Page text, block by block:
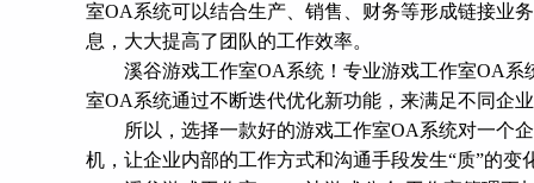
室OA系统可以结合生产、销售、财务等形成链接业
息，大大提高了团队的工作效率。
溪谷游戏工作室OA系统 ！专业游戏工作室OA系
室OA系统通过不断迭代优化新功能 ，来满足不同企
所以，选择一款好的游戏工作室OA系统对一个
机，让企业内部的工作方式和沟通手段发生“质”的变